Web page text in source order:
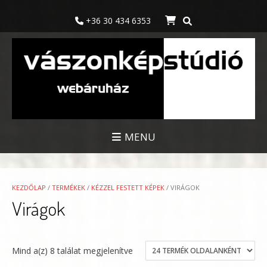
content
+36 30 434 6353
MENU
KEZDŐLAP / TERMÉKEK / KÉZZEL FESTETT KÉPEK / VIRÁGOK
Virágok
Mind a(z) 8 találat megjelenítve